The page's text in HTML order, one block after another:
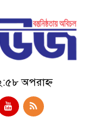
অপরাহ্ন